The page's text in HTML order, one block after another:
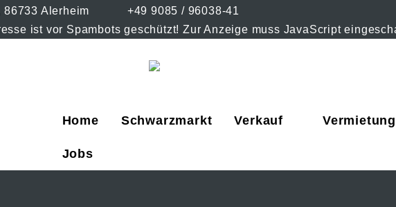
86733 Alerheim
+49 9085 / 96038-41
ist vor Spambots geschützt! Zur Anzeige muss JavaScript
Home Schwarzmarkt Verkauf Vermietung
Jobs